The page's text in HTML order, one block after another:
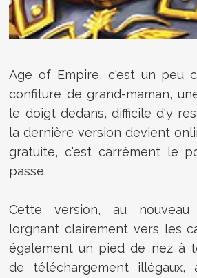
Age of Empire, c'est un peu
confiture de grand-maman,
le doigt dedans, difficile d'y
la dernière version devient
gratuite, c'est carrément le
passe.
Cette version, au nouveau
lorgnant clairement vers les
également un pied de nez à
de téléchargement illégaux,